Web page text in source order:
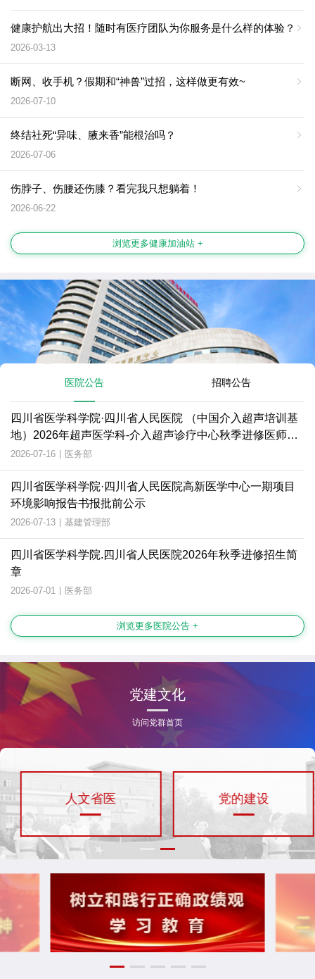
健康护航出大招！随时有医疗团队为你服务是什么样的体验？
2026-03-13
断网、收手机？假期和“神兽”过招，这样做更有效~
2026-07-10
终结社死“异味、腋来香”能根治吗？
2026-07-06
伤脖子、伤腰还伤膝？看完我只想躺着！
2026-06-22
浏览更多健康加油站 +
医院公告 招聘公告
四川省医学科学院·四川省人民医院 （中国介入超声培训基
地）2026年超声医学科-介入超声诊疗中心秋季进修医师招
生简章
2026-07-16 | 医务部
四川省医学科学院·四川省人民医院高新医学中心一期项目
环境影响报告书报批前公示
2026-07-13 | 基建管理部
四川省医学科学院.四川省人民医院2026年秋季进修招生简
章
2026-07-01 | 医务部
浏览更多医院公告 +
党建文化
访问党群首页
人文省医 党的建设